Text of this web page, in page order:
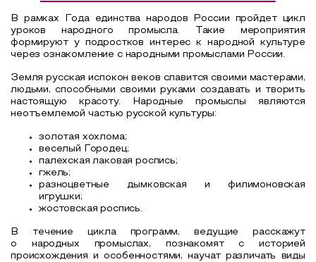
В рамках Года единства народов России пройдет цикл
уроков народного промысла. Такие мероприятия
формируют у подростков интерес к народной культуре
через ознакомление с народными промыслами России.
Земля русская испокон веков славится своими мастерами,
людьми, способными своими руками создавать и творить
настоящую красоту. Народные промыслы являются
неотъемлемой частью русской культуры:
золотая хохлома;
веселый Городец;
палехская лаковая роспись;
гжель;
разноцветные дымковская и филимоновская
игрушки;
жостовская роспись.
В течение цикла программ, ведущие расскажут
о народных промыслах, познакомят с историей
происхождения и особенностями, научат различать виды